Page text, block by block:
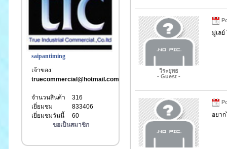
saipantiming
เจ้าของ:
truecommercial@hotmail.com
จำนวนสินค้า
316
เยี่ยมชม
833406
เยี่ยมชมวันนี้
60
ขอเป็นสมาชิก
วีระยุทธ
- Guest -
มู่เล
อยา